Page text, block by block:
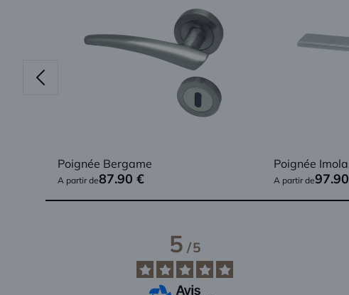
Poignée Bergame
A partir de87.90 €
Poignée Imola
A partir de97.90
5/5